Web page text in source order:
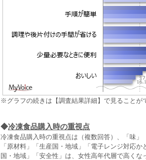
※グラフの続きは【調査結果詳細】で見ることが
◆冷凍食品購入時の重視点
冷凍食品購入時の重視点は（複数回答）、「味
「原材料」「生産国・地域」「電子レンジ対応
国・地域」「安全性」は、女性高年代層で高くな